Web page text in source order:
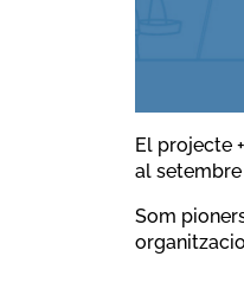
El projecte
al setembre
Som